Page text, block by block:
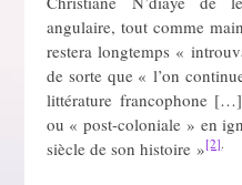
angulaire, tout comme
restera longtemps «
de sorte que « l’on
littérature francophone
ou « post-coloniale » en
siècle de son histoire »[2]